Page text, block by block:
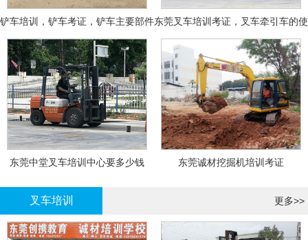
铲车培训，铲车考证，铲车主要部件东莞叉车培训考证，叉车牵引车的使
用和操作
东莞中堂叉车培训中心要多少钱 东莞诚材挖掘机培训考证
叉车培训 更多>>